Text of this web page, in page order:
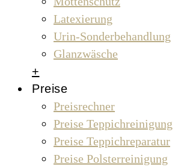
Latexierung
Urin-Sonderbehandlung
Glanzwäsche
+
Preise
Preisrechner
Preise Teppichreinigung
Preise Teppichreparatur
Preise Polsterreinigung